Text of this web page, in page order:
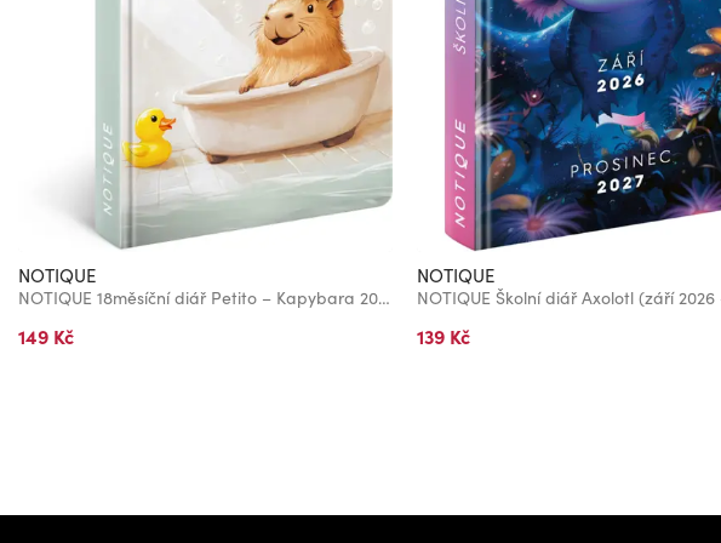
NOTIQUE
NOTIQUE 18měsíční diář Petito – Kapybara 2026/2027, 11 x 16 cm
149 Kč
NOTIQUE
139 Kč